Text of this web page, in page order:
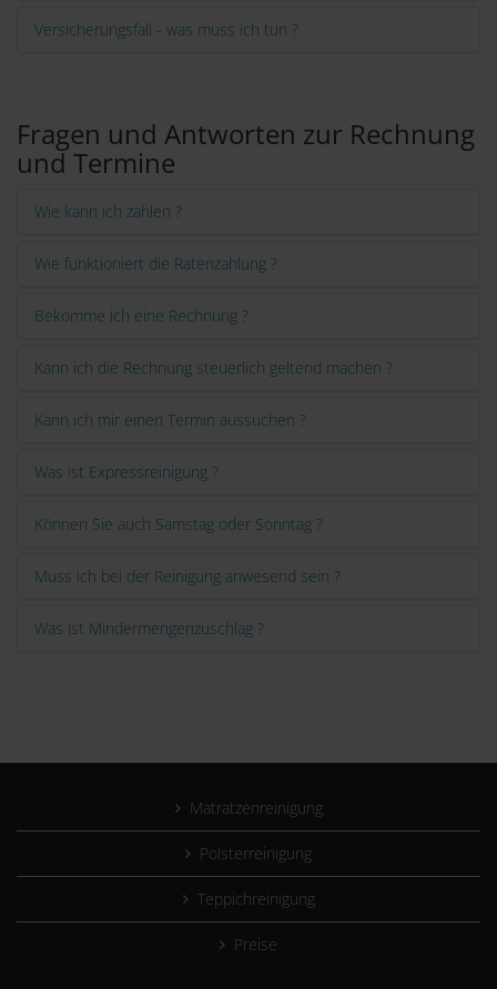
Versicherungsfall - was muss ich tun ?
Fragen und Antworten zur Rechnung
und Termine
Wie kann ich zahlen ?
Wie funktioniert die Ratenzahlung ?
Bekomme ich eine Rechnung ?
Kann ich die Rechnung steuerlich geltend machen ?
Kann ich mir einen Termin aussuchen ?
Was ist Expressreinigung ?
Können Sie auch Samstag oder Sonntag ?
Muss ich bei der Reinigung anwesend sein ?
Was ist Mindermengenzuschlag ?
Matratzenreinigung
Polsterreinigung
Teppichreinigung
Preise